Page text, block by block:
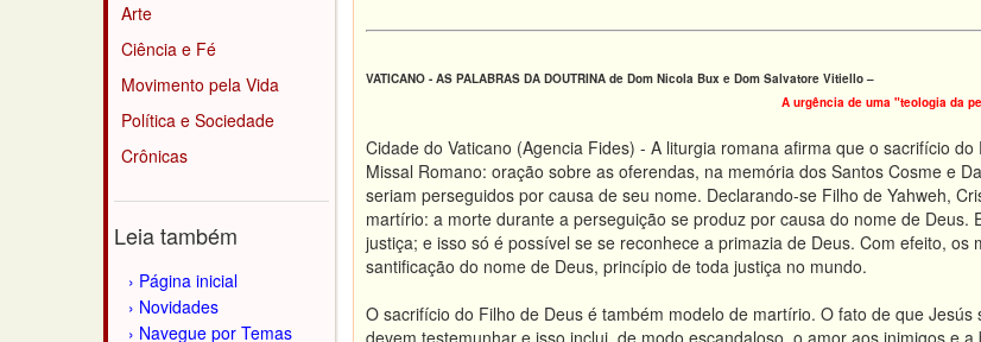
Arte
Ciência e Fé
Movimento pela Vida
Política e Sociedade
Crônicas
Leia também
Página inicial
Novidades
Navegue por Temas
VATICANO - AS PALABRAS DA DOUTRINA de Dom Nicola Bux e Dom Salvatore Vitiello –
A urgência de uma "teologia da
Cidade do Vaticano (Agencia Fides) - A liturgia romana afirma que o sacrifício
Missal Romano: oração sobre as oferendas, na memória dos Santos Cosme e
seriam perseguidos por causa de seu nome. Declarando-se Filho de Yahweh,
martírio: a morte durante a perseguição se produz por causa do nome de
justiça; e isso só é possível se se reconhece a primazia de Deus. Com efeito,
santificação do nome de Deus, princípio de toda justiça no mundo.
O sacrifício do Filho de Deus é também modelo de martírio. O fato de que
devem testemunhar e isso inclui, de modo escandaloso, o amor aos inimigos e